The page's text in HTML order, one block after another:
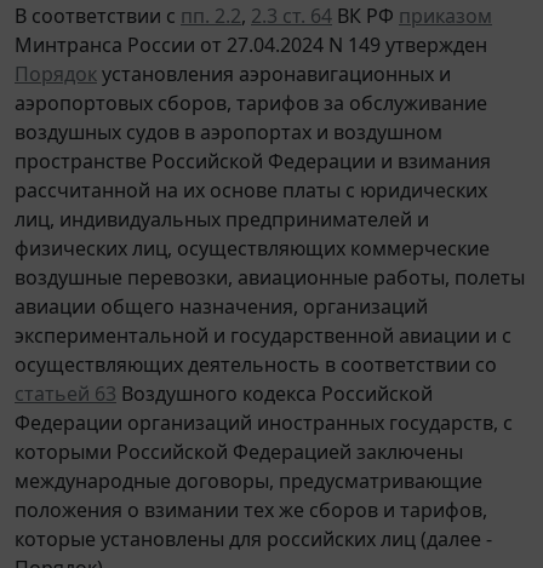
В соответствии с пп. 2.2, 2.3 ст. 64 ВК РФ приказом
Минтранса России от 27.04.2024 N 149 утвержден
Порядокустановления аэронавигационных и
аэропортовых сборов, тарифов за обслуживание
воздушных судов в аэропортах и воздушном
пространстве Российской Федерации и взимания
рассчитанной на их основе платы с юридических
лиц, индивидуальных предпринимателей и
физических лиц, осуществляющих коммерческие
воздушные перевозки, авиационные работы, полеты
авиации общего назначения, организаций
экспериментальной и государственной авиации и с
осуществляющих деятельность в соответствии со
статьей 63 Воздушного кодекса Российской
Федерации организаций иностранных государств, с
которыми Российской Федерацией заключены
международные договоры, предусматривающие
положения о взимании тех же сборов и тарифов,
которые установлены для российских лиц (далее -